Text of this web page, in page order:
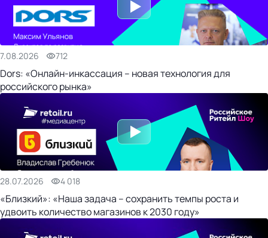
7.08.2026 712
Dors: «Онлайн-инкассация – новая технология для
российского рынка»
28.07.2026 4 018
«Близкий»: «Наша задача – сохранить темпы роста и
удвоить количество магазинов к 2030 году»